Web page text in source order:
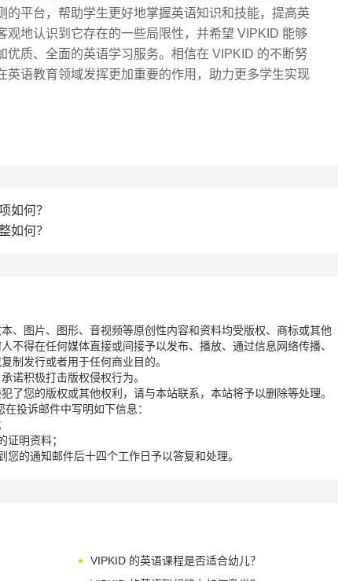
的平台，帮助学生更好地掌握英语知识和技能，提高英
观地认识到它存在的一些局限性，并希望 VIPKID 能够
优质、全面的英语学习服务。相信在 VIPKID 的不断努
英语教育领域发挥更加重要的作用，助力更多学生实现
如何？
如何？
、图片、图形、音视频等原创性内容和资料均受版权、商标或其他
不得在任何媒体直接或间接予以发布、播放、通过信息网络传播、
制发行或者用于任何商业目的。
诺积极打击版权侵权行为。
了您的版权或其他权利，请与本站联系，本站将予以删除等处理。
投诉邮件中写明如下信息：
证明资料；
您的通知邮件后十四个工作日予以答复和处理。
VIPKID 的英语课程是否适合幼儿？